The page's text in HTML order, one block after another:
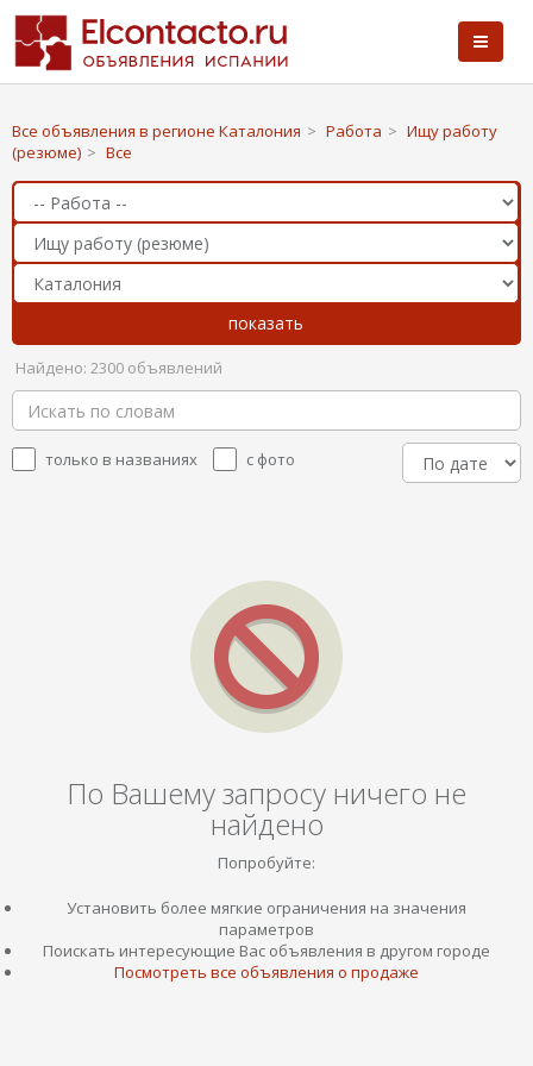
Все объявления в регионе Каталония > Работа > Ищу работу
(резюме) > Все
Найдено: 2300 объявлений
только в названиях с фото
По Вашему запросу ничего не
найдено
Попробуйте:
Установить более мягкие ограничения на значения
параметров
Поискать интересующие Вас объявления в другом городе
Посмотреть все объявления о продаже